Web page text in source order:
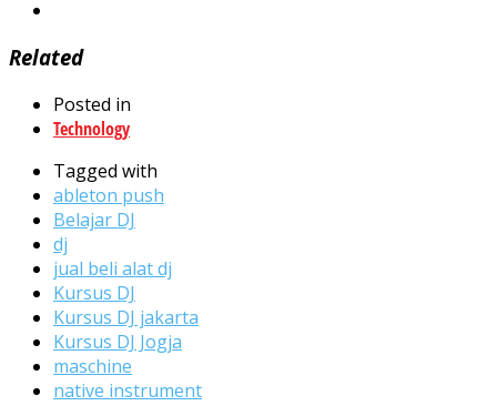
Related
Posted in
Technology
Tagged with
ableton push
Belajar DJ
dj
jual beli alat dj
Kursus DJ
Kursus DJ jakarta
Kursus DJ Jogja
maschine
native instrument